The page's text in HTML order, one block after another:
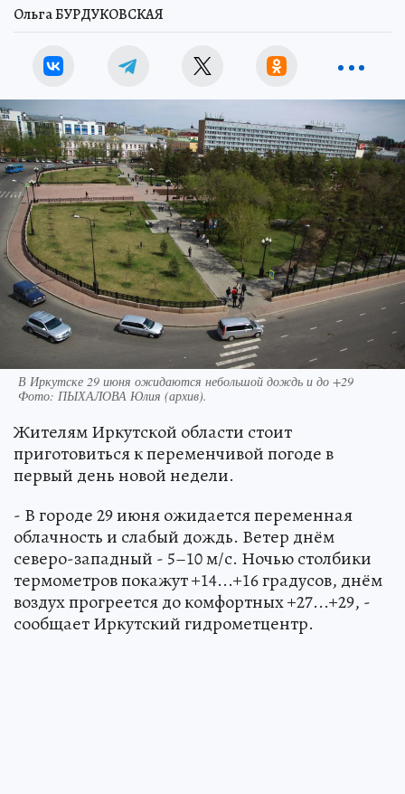
Ольга БУРДУКОВСКАЯ
В Иркутске 29 июня ожидаются небольшой дождь и до +29
Фото: ПЫХАЛОВА Юлия (архив).
Жителям Иркутской области стоит
приготовиться к переменчивой погоде в
первый день новой недели.
- В городе 29 июня ожидается переменная
облачность и слабый дождь. Ветер днём
северо-западный - 5–10 м/с. Ночью столбики
термометров покажут +14...+16 градусов, днём
воздух прогреется до комфортных +27...+29, -
сообщает Иркутский гидрометцентр.